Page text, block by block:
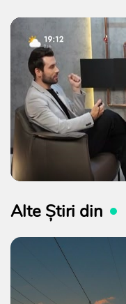
Alte Știri din